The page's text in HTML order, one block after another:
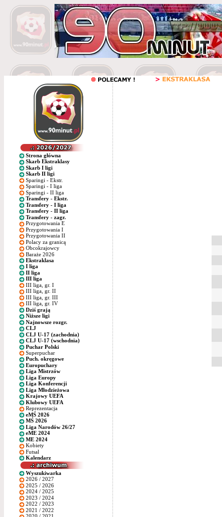
Strona główna
Skarb Ekstraklasy
Skarb I ligi
Skarb II ligi
Sparingi - Ekstr.
Sparingi - I liga
Sparingi - II liga
Transfery - Ekstr.
Transfery - I liga
Transfery - II liga
Transfery - zagr.
Przygotowania E
Przygotowania I
Przygotowania II
Polacy za granicą
Obcokrajowcy
Baraże 2026
Ekstraklasa
I liga
II liga
III liga
III liga, gr. I
III liga, gr. II
III liga, gr. III
III liga, gr. IV
Dziś grają
Niższe ligi
Najnowsze rozgr.
CLJ
CLJ U-17 (zachodnia)
CLJ U-17 (wschodnia)
Puchar Polski
Superpuchar
Puch. okręgowe
Europuchary
Liga Mistrzów
Liga Europy
Liga Konferencji
Liga Młodzieżowa
Krajowy UEFA
Klubowy UEFA
Reprezentacja
eMŚ 2026
MŚ 2026
Liga Narodów 26/27
eME 2024
ME 2024
Kobiety
Futsal
Kalendarz
Wyszukiwarka
2026 / 2027
2025 / 2026
2024 / 2025
2023 / 2024
2022 / 2023
2021 / 2022